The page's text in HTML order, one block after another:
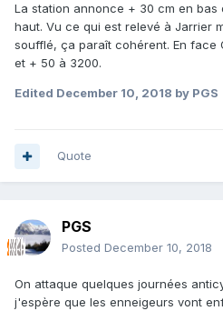
La station annonce + 30 cm en bas
haut. Vu ce qui est relevé à Jarrier
soufflé, ça paraît cohérent. En face
et + 50 à 3200.
Edited December 10, 2018 by PGS
Quote
PGS
Posted December 10, 2018
On attaque quelques journées
j'espère que les enneigeurs vont